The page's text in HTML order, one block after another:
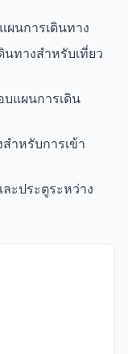
ผนการเดินทาง
ทางสำหรับเที่ยว
บแผนการเดิน
ำหรับการเข้า
ะประตูระหว่าง